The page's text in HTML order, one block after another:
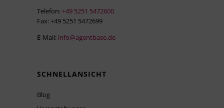
Telefon: +49 5251 5472600
Fax: +49 5251 5472699
E-Mail: info@agentbase.de
SCHNELLANSICHT
Blog